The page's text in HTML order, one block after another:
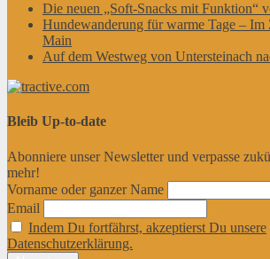
Die neuen „Soft-Snacks mit Funktion“
Hundewanderung für warme Tage – Im
Main
Auf dem Westweg von Untersteinach
Bleib Up-to-date
Abonniere unser Newsletter und verpasse
mehr!
Vorname oder ganzer Name
Email
Indem Du fortfährst, akzeptierst Du unsere
Datenschutzerklärung.